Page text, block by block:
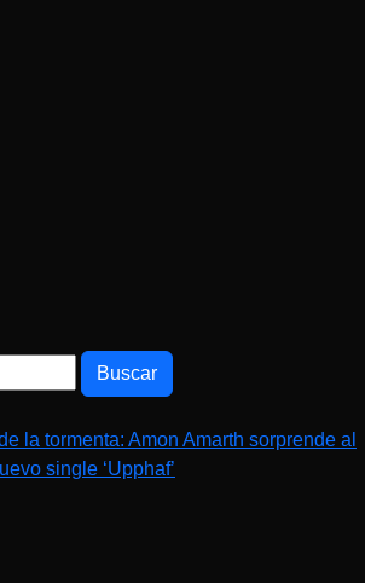
Buscar
la tormenta: Amon Amarth sorprende al
single ‘Upphaf’